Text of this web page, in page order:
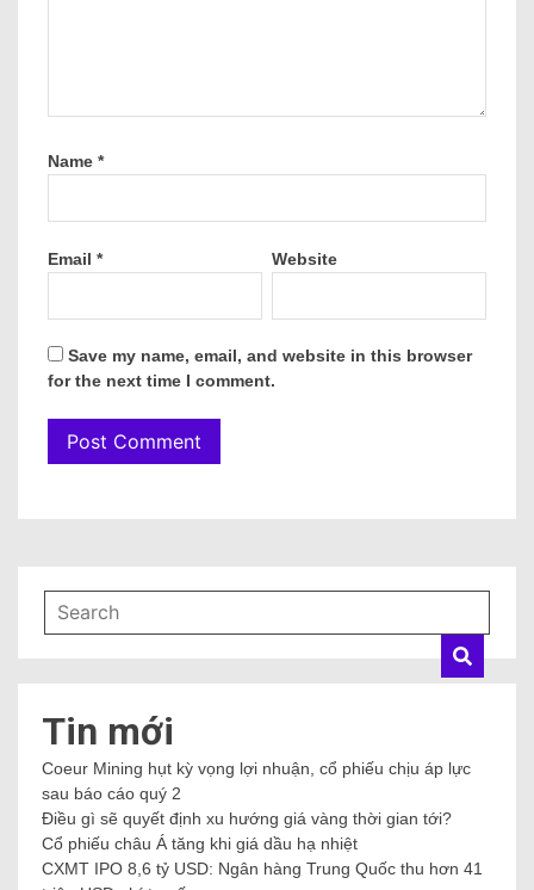
Name *
Email * Website
Save my name, email, and website in this browser
for the next time I comment.
Tin mới
Coeur Mining hụt kỳ vọng lợi nhuận, cổ phiếu chịu áp lực
sau báo cáo quý 2
Điều gì sẽ quyết định xu hướng giá vàng thời gian tới?
Cổ phiếu châu Á tăng khi giá dầu hạ nhiệt
CXMT IPO 8,6 tỷ USD: Ngân hàng Trung Quốc thu hơn 41